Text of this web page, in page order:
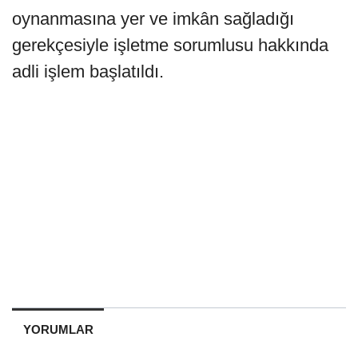
oynanmasına yer ve imkân sağladığı
gerekçesiyle işletme sorumlusu hakkında
adli işlem başlatıldı.
YORUMLAR